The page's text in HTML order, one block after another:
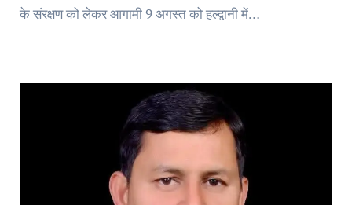
के संरक्षण को लेकर आगामी 9 अगस्त को हल्द्वानी में…